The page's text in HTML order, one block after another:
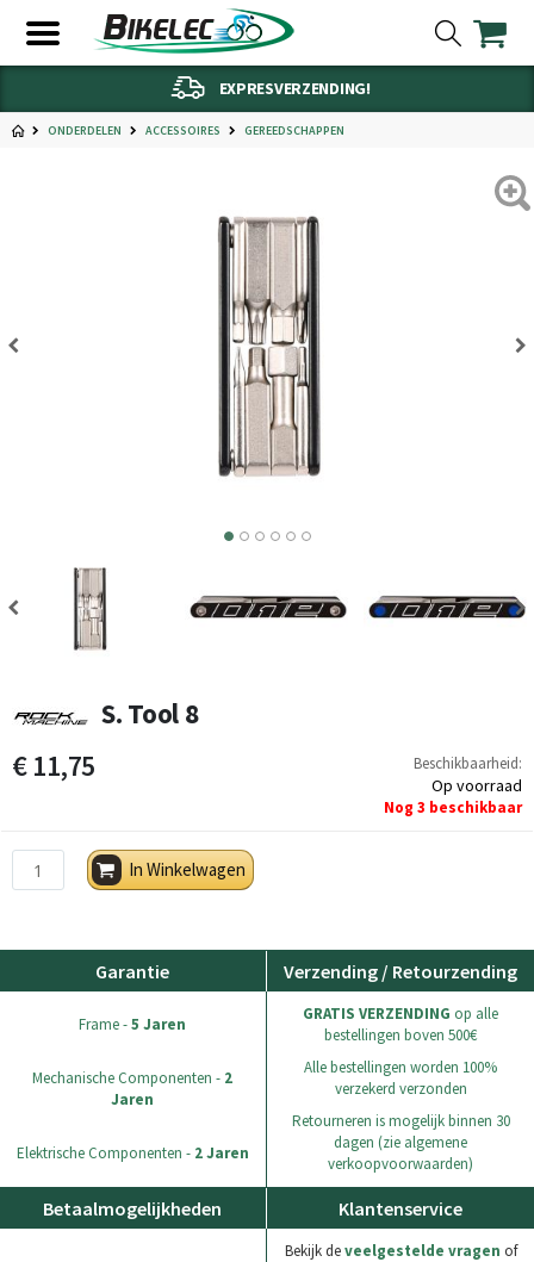
EXPRESVERZENDING!
ONDERDELEN ACCESSOIRES GEREEDSCHAPPEN
S. Tool 8
€ 11,75 Beschikbaarheid:
Op voorraad
Nog 3 beschikbaar
In Winkelwagen
Garantie
Frame -5 Jaren
Mechanische Componenten - 2
Jaren
Elektrische Componenten - 2 Jaren
Verzending / Retourzending
GRATIS VERZENDING op alle
bestellingen boven 500€
Alle bestellingen worden 100%
verzekerd verzonden
Retourneren is mogelijk binnen 30
dagen (zie algemene
verkoopvoorwaarden)
Betaalmogelijkheden Klantenservice
Bekijk deveelgestelde vragen of